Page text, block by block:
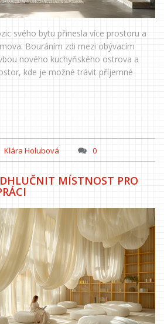
svého bytu přinesla více prostoru a
Bouráním zdi mezi obývacím
nového kuchyňského ostrova a
kde je možné trávit příjemné
Klára Holubová 0
MÍSTNOST PRO